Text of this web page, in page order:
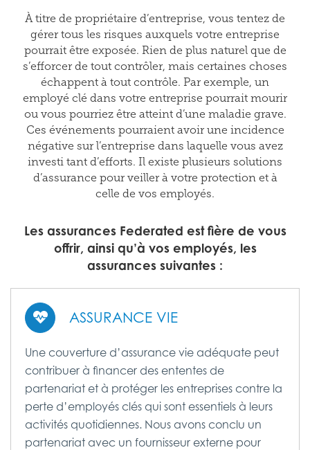
À titre de propriétaire d’entreprise, vous tentez de
gérer tous les risques auxquels votre entreprise
pourrait être exposée. Rien de plus naturel que de
s’efforcer de tout contrôler, mais certaines choses
échappent à tout contrôle. Par exemple, un
employé clé dans votre entreprise pourrait mourir
ou vous pourriez être atteint d’une maladie grave.
Ces événements pourraient avoir une incidence
négative sur l’entreprise dans laquelle vous avez
investi tant d’efforts. Il existe plusieurs solutions
d’assurance pour veiller à votre protection et à
celle de vos employés.
Les assurances Federated est fière de vous
offrir, ainsi qu’à vos employés, les
assurances suivantes :
ASSURANCE VIE
Une couverture d’assurance vie adéquate peut
contribuer à financer des ententes de
partenariat et à protéger les entreprises contre la
perte d’employés clés qui sont essentiels à leurs
activités quotidiennes. Nous avons conclu un
partenariat avec un fournisseur externe pour